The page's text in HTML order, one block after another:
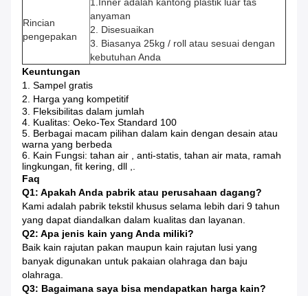
Rincian
pengepakan
1.Inner adalah kantong plastik luar tas
anyaman
2. Disesuaikan
3. Biasanya 25kg / roll atau sesuai dengan
kebutuhan Anda
Keuntungan
1. Sampel gratis
2. Harga yang kompetitif
3. Fleksibilitas dalam jumlah
4. Kualitas: Oeko-Tex Standard 100
5. Berbagai macam pilihan dalam kain dengan desain atau
warna yang berbeda
6. Kain Fungsi: tahan air , anti-statis, tahan air mata, ramah
lingkungan, fit kering, dll ,.
Faq
Q1: Apakah Anda pabrik atau perusahaan dagang?
Kami adalah pabrik tekstil khusus selama lebih dari 9 tahun
yang dapat diandalkan dalam kualitas dan layanan.
Q2: Apa jenis kain yang Anda miliki?
Baik kain rajutan pakan maupun kain rajutan lusi yang
banyak digunakan untuk pakaian olahraga dan baju
olahraga.
Q3: Bagaimana saya bisa mendapatkan harga kain?